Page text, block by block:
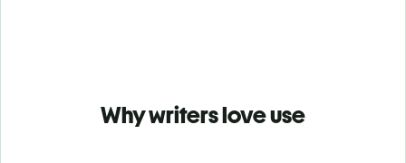
Why writers love use